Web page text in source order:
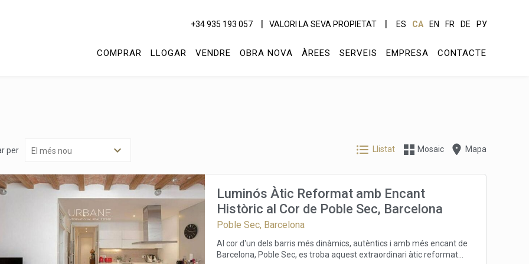
+34 935 193 057 VALORI LA SEVA PROPIETAT ES CA EN FR DE РУ
COMPRAR LLOGAR VENDRE OBRA NOVA ÀREES SERVEIS EMPRESA CONTACTE
per Llistat Mosaic Mapa
Luminós Àtic Reformat amb Encant
Històric al Cor de Poble Sec, Barcelona
Poble Sec, Barcelona
Al cor d'un dels barris més dinàmics, autèntics i amb més encant de
Barcelona, Poble Sec, es troba aquest extraordinari àtic reformat